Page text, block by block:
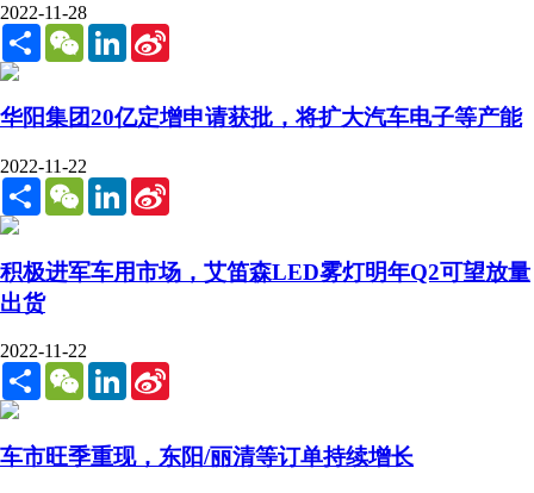
2022-11-28
Share WeChatLinkedIn
华阳集团20亿定增申请获批，将扩大汽车电子等产能
2022-11-22
Share WeChatLinkedIn
积极进军车用市场，艾笛森LED雾灯明年Q2可望放量
出货
2022-11-22
Share WeChatLinkedIn
车市旺季重现，东阳/丽清等订单持续增长